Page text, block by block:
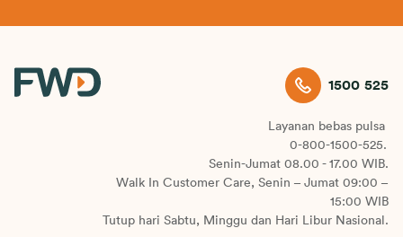
1500 525
Layanan bebas pulsa
0-800-1500-525.
Senin-Jumat 08.00 - 17.00 WIB.
Walk In Customer Care, Senin – Jumat 09:00 –
15:00 WIB
Tutup hari Sabtu, Minggu dan Hari Libur Nasional.